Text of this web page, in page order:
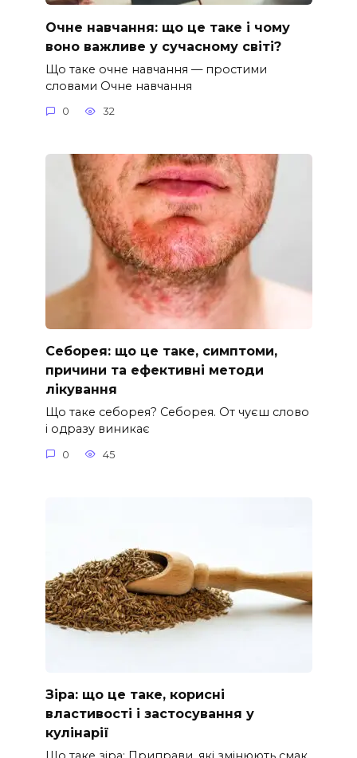
Очне навчання: що це таке і чому
воно важливе у сучасному світі?
Що таке очне навчання — простими
словами Очне навчання
0 32
Себорея: що це таке, симптоми,
причини та ефективні методи
лікування
Що таке себорея? Себорея. От чуєш слово
і одразу виникає
0 45
Зіра: що це таке, корисні
властивості і застосування у
кулінарії